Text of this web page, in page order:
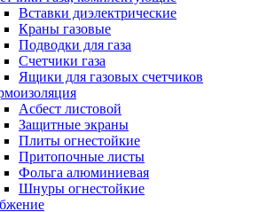
Вставки диэлектрические
Краны газовые
Подводки для газа
Счетчики газа
Ящики для газовых счетчиков
Асбест листовой
Защитные экраны
Плиты огнестойкие
Притопочные листы
Фольга алюминиевая
Шнуры огнестойкие